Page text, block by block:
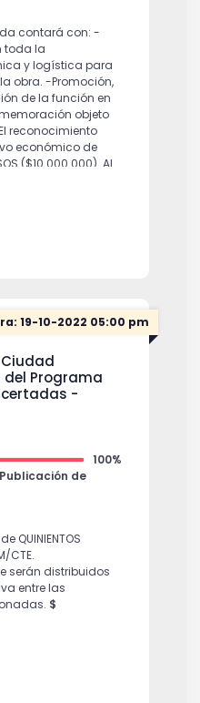
contará con: -
toda la
y logística para
obra. -Promoción,
de la función en
objeto
reconocimiento
económico de
($10.000.000). Al
de la
insumos técnicos
el teatro, el
19-10-2022 05:00 pm
del Programa
-
100%
de
QUINIENTOS
CTE.
serán distribuidos
entre las
$